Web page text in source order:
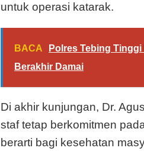
untuk operasi katarak.
BACA
Polres Tebing
Berakhir Damai
Di akhir kunjungan, Dr.
staf tetap berkomitmen
berarti bagi kesehatan